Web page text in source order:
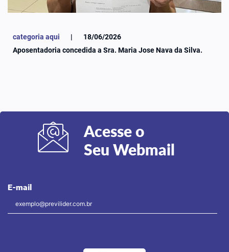
categoria aqui |
18/06/2026
Aposentadoria concedida a Sra. Maria Jose Nava da Silva.
Acesse o
Seu Webmail
E-mail